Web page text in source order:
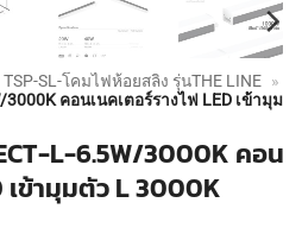
TSP-SL-โคมไฟห้อยสลิง รุ่นTHE LINE »
3000K คอนเนคเตอร์รางไฟ LED เข้ามุม
L-6.5W/3000K คอน
เข้ามุมตัว L 3000K